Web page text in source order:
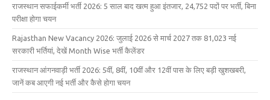
राजस्थान सफाईकर्मी भर्ती 2026: 5 साल बाद खत्म हुआ इंतजार, 24,752 पदों पर भर्ती, बिना
परीक्षा होगा चयन
Rajasthan New Vacancy 2026: जुलाई 2026 से मार्च 2027 तक 81,023 नई
सरकारी भर्तियां, देखें Month Wise भर्ती कैलेंडर
राजस्थान आंगनवाड़ी भर्ती 2026: 5वीं, 8वीं, 10वीं और 12वीं पास के लिए बड़ी खुशखबरी,
जानें कब आएगी नई भर्ती और कैसे होगा चयन